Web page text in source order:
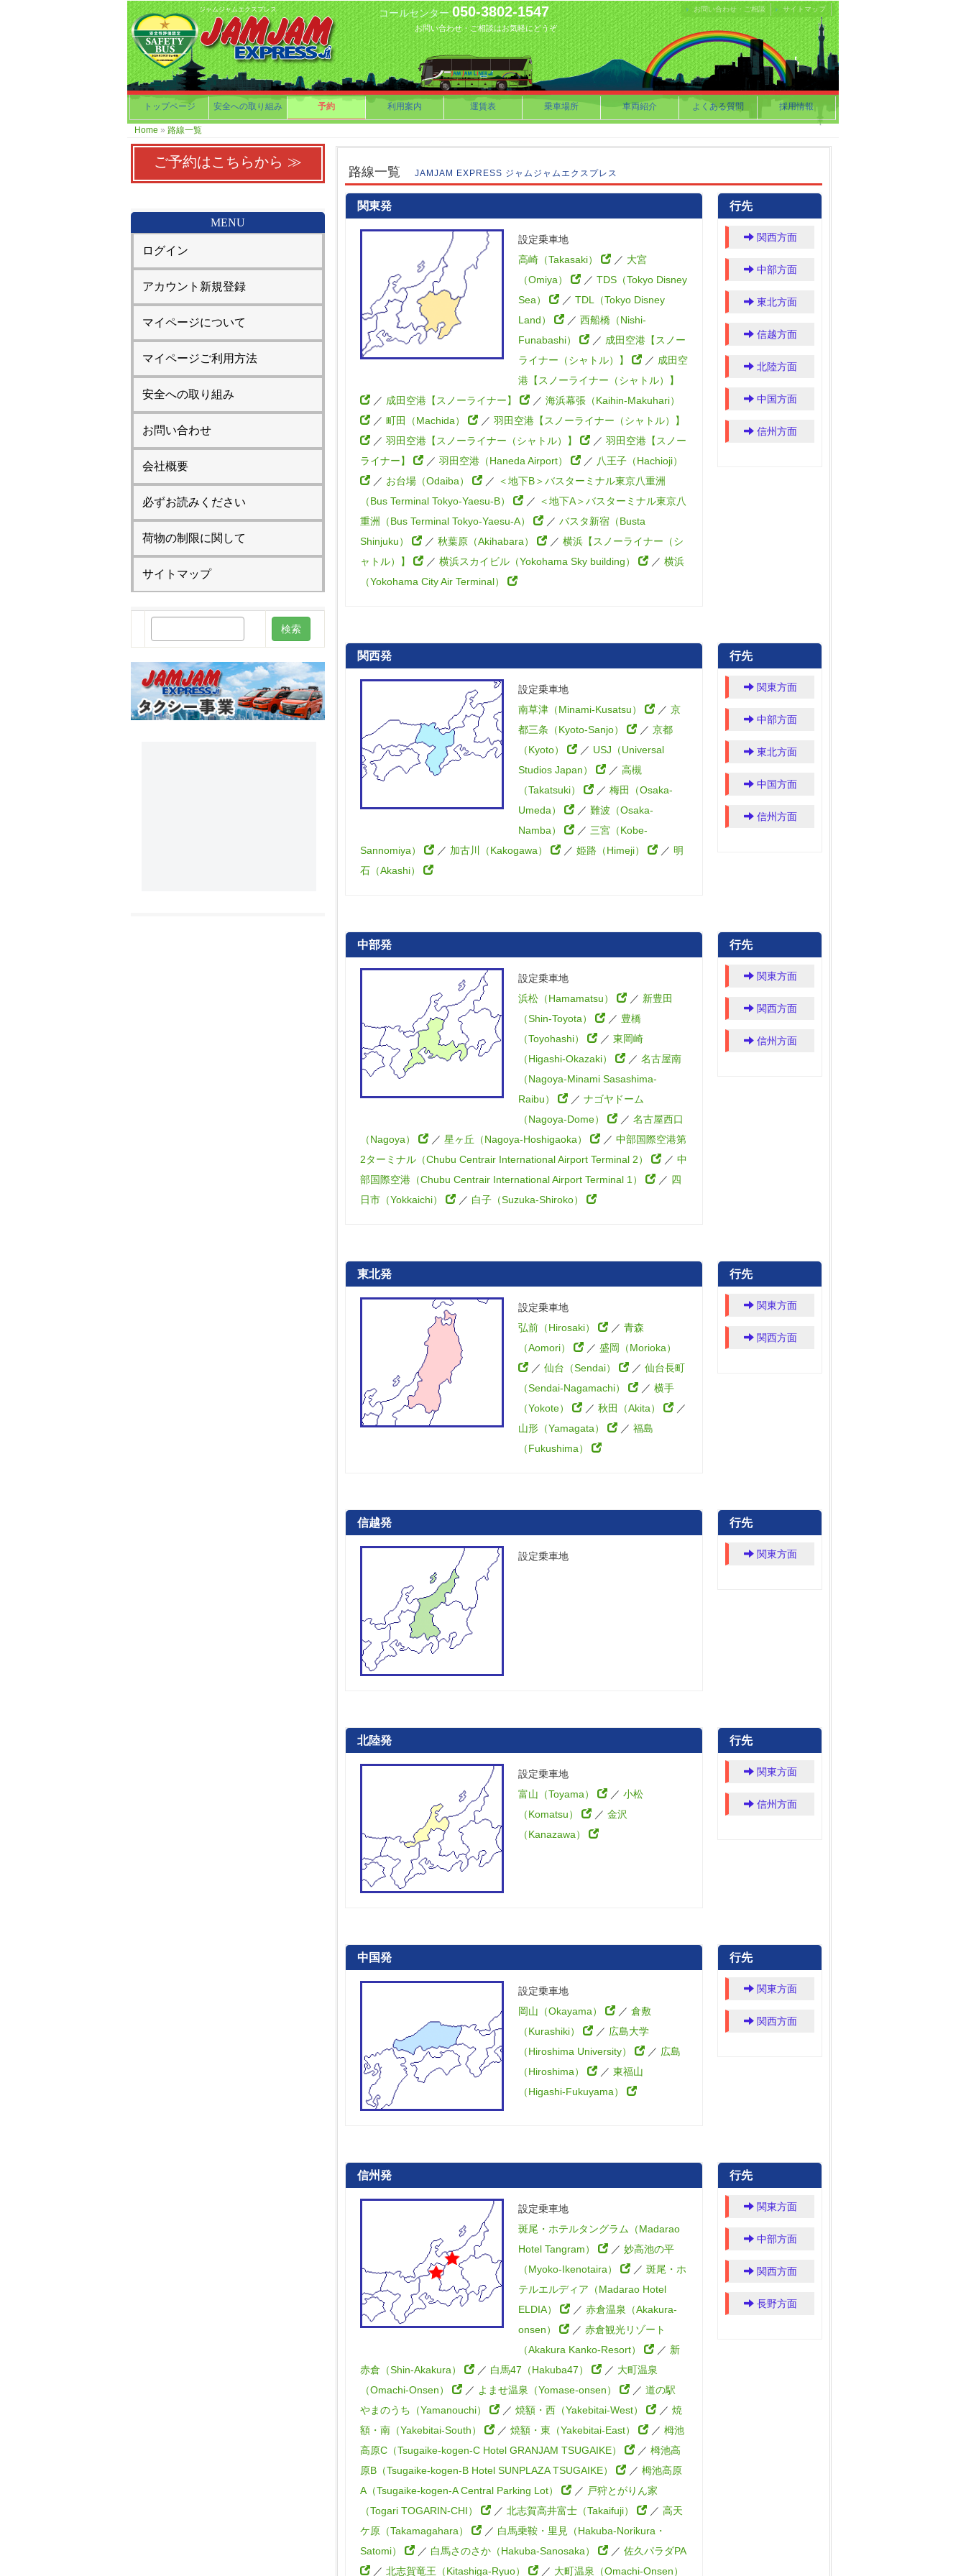
ジャムジャムエクスプレス コールセンター.050-3802-1547
お問い合わせ・ご相談はお気軽にどうぞ
お問い合わせ・ご相談 サイトマップ
トップページ 安全への取り組み 予約 利用案内 運賃表 乗車場所 車両紹介 よくある質問 採用情報
Home » 路線一覧
路線一覧 JAMJAM EXPRESS ジャムジャムエクスプレス
関東発
設定乗車地
高崎（Takasaki）
／ 大宮
（Omiya）
／ TDS（Tokyo Disney
Sea）
／ TDL（Tokyo Disney
Land）
／ 西船橋（Nishi-
Funabashi）
／ 成田空港【スノー
ライナー（シャトル）】
／ 成田空
港【スノーライナー（シャトル）】
／ 成田空港【スノーライナー】 ／ 海浜幕張（Kaihin-Makuhari）
／ 町田（Machida） ／ 羽田空港【スノーライナー（シャトル）】
／ 羽田空港【スノーライナー（シャトル）】 ／ 羽田空港【スノー
ライナー】
／ 羽田空港（Haneda Airport） ／ 八王子（Hachioji）
／ お台場（Odaiba） ／ ＜地下B＞バスターミナル東京八重洲
（Bus Terminal Tokyo-Yaesu-B）
／ ＜地下A＞バスターミナル東京八
重洲（Bus Terminal Tokyo-Yaesu-A）
／ バスタ新宿（Busta
Shinjuku）
／ 秋葉原（Akihabara） ／ 横浜【スノーライナー（シ
ャトル）】
／ 横浜スカイビル（Yokohama Sky building） ／ 横浜
（Yokohama City Air Terminal）
行先
関西方面
中部方面
東北方面
信越方面
北陸方面
中国方面
信州方面
関西発
設定乗車地
南草津（Minami-Kusatsu）
／ 京
都三条（Kyoto-Sanjo）
／ 京都
（Kyoto）
／ USJ（Universal
Studios Japan）
／ 高槻
（Takatsuki）
／ 梅田（Osaka-
Umeda）
／ 難波（Osaka-
Namba）
／ 三宮（Kobe-
Sannomiya）
／ 加古川（Kakogawa） ／ 姫路（Himeji） ／ 明
石（Akashi）
行先
関東方面
中部方面
東北方面
中国方面
信州方面
中部発
設定乗車地
浜松（Hamamatsu）
／ 新豊田
（Shin-Toyota）
／ 豊橋
（Toyohashi）
／ 東岡崎
（Higashi-Okazaki）
／ 名古屋南
（Nagoya-Minami Sasashima-
Raibu）
／ ナゴヤドーム
（Nagoya-Dome）
／ 名古屋西口
（Nagoya）
／ 星ヶ丘（Nagoya-Hoshigaoka） ／ 中部国際空港第
2ターミナル（Chubu Centrair International Airport Terminal 2）
／ 中
部国際空港（Chubu Centrair International Airport Terminal 1）
／ 四
日市（Yokkaichi）
／ 白子（Suzuka-Shiroko）
行先
関東方面
関西方面
信州方面
東北発
設定乗車地
弘前（Hirosaki）
／ 青森
（Aomori）
／ 盛岡（Morioka）
／ 仙台（Sendai） ／ 仙台長町
（Sendai-Nagamachi）
／ 横手
（Yokote）
／ 秋田（Akita）
／
山形（Yamagata）
／ 福島
（Fukushima）
行先
関東方面
関西方面
信越発
設定乗車地
行先
関東方面
北陸発
設定乗車地
富山（Toyama）
／ 小松
（Komatsu）
／ 金沢
（Kanazawa）
行先
関東方面
信州方面
中国発
設定乗車地
岡山（Okayama）
／ 倉敷
（Kurashiki）
／ 広島大学
（Hiroshima University）
／ 広島
（Hiroshima）
／ 東福山
（Higashi-Fukuyama）
行先
関東方面
関西方面
信州発
設定乗車地
斑尾・ホテルタングラム（Madarao
Hotel Tangram）
／ 妙高池の平
（Myoko-Ikenotaira）
／ 斑尾・ホ
テルエルディア（Madarao Hotel
ELDIA）
／ 赤倉温泉（Akakura-
onsen）
／ 赤倉観光リゾート
（Akakura Kanko-Resort）
／ 新
赤倉（Shin-Akakura）
／ 白馬47（Hakuba47） ／ 大町温泉
（Omachi-Onsen）
／ よませ温泉（Yomase-onsen） ／ 道の駅
やまのうち（Yamanouchi）
／ 焼額・西（Yakebitai-West） ／ 焼
額・南（Yakebitai-South）
／ 焼額・東（Yakebitai-East） ／ 栂池
高原C（Tsugaike-kogen-C Hotel GRANJAM TSUGAIKE）
／ 栂池高
原B（Tsugaike-kogen-B Hotel SUNPLAZA TSUGAIKE）
／ 栂池高原
A（Tsugaike-kogen-A Central Parking Lot）
／ 戸狩とがりん家
（Togari TOGARIN-CHI）
／ 北志賀高井富士（Takaifuji） ／ 高天
ケ原（Takamagahara）
／ 白馬乗鞍・里見（Hakuba-Norikura・
Satomi）
／ 白馬さのさか（Hakuba-Sanosaka） ／ 佐久パラダPA
／ 北志賀竜王（Kitashiga-Ryuo） ／ 大町温泉（Omachi-Onsen）
行先
関東方面
中部方面
関西方面
長野方面
ご予約はこちらから ≫
MENU
ログイン
アカウント新規登録
マイページについて
マイページご利用方法
安全への取り組み
お問い合わせ
会社概要
必ずお読みください
荷物の制限に関して
サイトマップ